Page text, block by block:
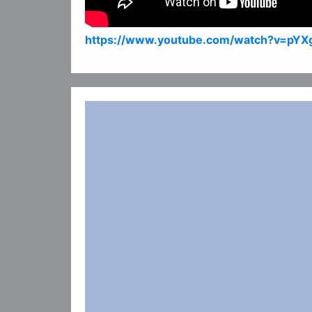
https://www.youtube.com/